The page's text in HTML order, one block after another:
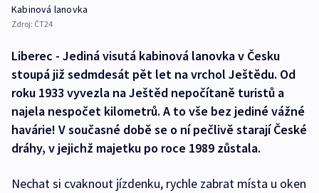
Kabinová lanovka
Zdroj: ČT24
Liberec - Jediná visutá kabinová lanovka v Česku
stoupá již sedmdesát pět let na vrchol Ještědu. Od
roku 1933 vyvezla na Ještěd nepočítaně turistů a
najela nespočet kilometrů. A to vše bez jediné vážné
havárie! V současné době se o ní pečlivě starají České
dráhy, v jejichž majetku po roce 1989 zůstala.
Nechat si cvaknout jízdenku, rychle zabrat místa u oken